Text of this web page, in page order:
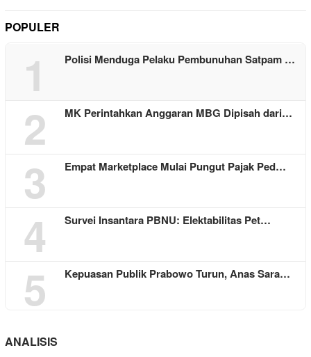
POPULER
1 Polisi Menduga Pelaku Pembunuhan Satpam …
2 MK Perintahkan Anggaran MBG Dipisah dari…
3 Empat Marketplace Mulai Pungut Pajak Ped…
4 Survei Insantara PBNU: Elektabilitas Pet…
5 Kepuasan Publik Prabowo Turun, Anas Sara…
ANALISIS